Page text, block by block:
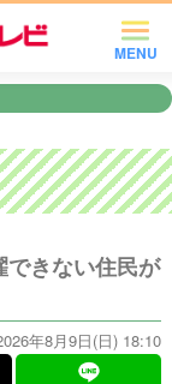
MENU
きない住民が
年8月9日(日) 18:10